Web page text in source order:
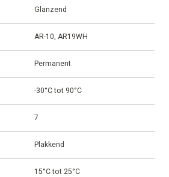
Glanzend
AR-10, AR19WH
Permanent
-30°C tot 90°C
7
Plakkend
15°C tot 25°C